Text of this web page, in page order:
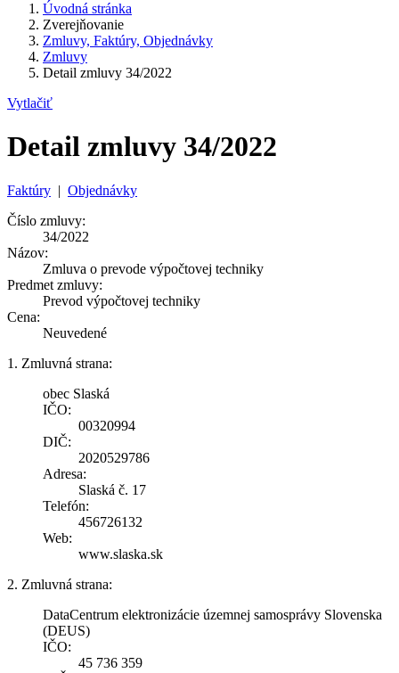
Úvodná stránka
Zverejňovanie
Zmluvy, Faktúry, Objednávky
Zmluvy
Detail zmluvy 34/2022
Vytlačiť
Detail zmluvy 34/2022
Faktúry | Objednávky
Číslo zmluvy:
34/2022
Názov:
Zmluva o prevode výpočtovej techniky
Predmet zmluvy:
Prevod výpočtovej techniky
Cena:
Neuvedené
1. Zmluvná strana:
obec Slaská
IČO:
00320994
DIČ:
2020529786
Adresa:
Slaská č. 17
Telefón:
456726132
Web:
www.slaska.sk
2. Zmluvná strana:
DataCentrum elektronizácie územnej samosprávy Slovenska
(DEUS)
IČO:
45 736 359